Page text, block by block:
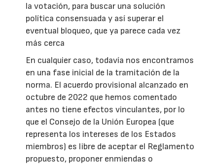
la votación, para buscar una solución
política consensuada y así superar el
eventual bloqueo, que ya parece cada vez
más cerca
En cualquier caso, todavía nos encontramos
en una fase inicial de la tramitación de la
norma. El acuerdo provisional alcanzado en
octubre de 2022 que hemos comentado
antes no tiene efectos vinculantes, por lo
que el Consejo de la Unión Europea (que
representa los intereses de los Estados
miembros) es libre de aceptar el Reglamento
propuesto, proponer enmiendas o